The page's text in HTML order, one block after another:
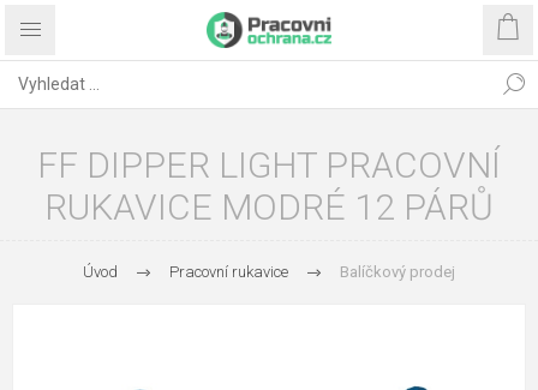
FF DIPPER LIGHT PRACOVNÍ
RUKAVICE MODRÉ 12 PÁRŮ
Úvod Pracovní rukavice Balíčkový prodej